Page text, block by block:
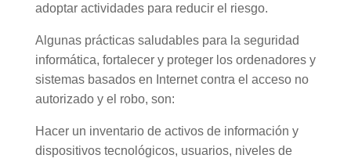
adoptar actividades para reducir el riesgo.
Algunas prácticas saludables para la seguridad
informática, fortalecer y proteger los ordenadores y
sistemas basados en Internet contra el acceso no
autorizado y el robo, son:
Hacer un inventario de activos de información y
dispositivos tecnológicos, usuarios, niveles de